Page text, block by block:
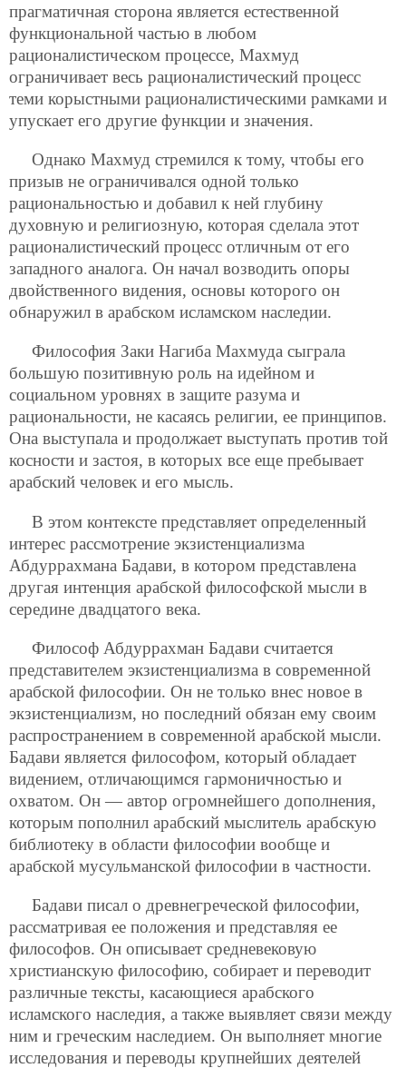
прагматичная сторона является естественной
функциональной частью в любом
рационалистическом процессе, Махмуд
ограничивает весь рационалистический процесс
теми корыстными рационалистическими рамками и
упускает его другие функции и значения.
Однако Махмуд стремился к тому, чтобы его
призыв не ограничивался одной только
рациональностью и добавил к ней глубину
духовную и религиозную, которая сделала этот
рационалистический процесс отличным от его
западного аналога. Он начал возводить опоры
двойственного видения, основы которого он
обнаружил в арабском исламском наследии.
Философия Заки Нагиба Махмуда сыграла
большую позитивную роль на идейном и
социальном уровнях в защите разума и
рациональности, не касаясь религии, ее принципов.
Она выступала и продолжает выступать против той
косности и застоя, в которых все еще пребывает
арабский человек и его мысль.
В этом контексте представляет определенный
интерес рассмотрение экзистенциализма
Абдуррахмана Бадави, в котором представлена
другая интенция арабской философской мысли в
середине двадцатого века.
Философ Абдуррахман Бадави считается
представителем экзистенциализма в современной
арабской философии. Он не только внес новое в
экзистенциализм, но последний обязан ему своим
распространением в современной арабской мысли.
Бадави является философом, который обладает
видением, отличающимся гармоничностью и
охватом. Он — автор огромнейшего дополнения,
которым пополнил арабский мыслитель арабскую
библиотеку в области философии вообще и
арабской мусульманской философии в частности.
Бадави писал о древнегреческой философии,
рассматривая ее положения и представляя ее
философов. Он описывает средневековую
христианскую философию, собирает и переводит
различные тексты, касающиеся арабского
исламского наследия, а также выявляет связи между
ним и греческим наследием. Он выполняет многие
исследования и переводы крупнейших деятелей